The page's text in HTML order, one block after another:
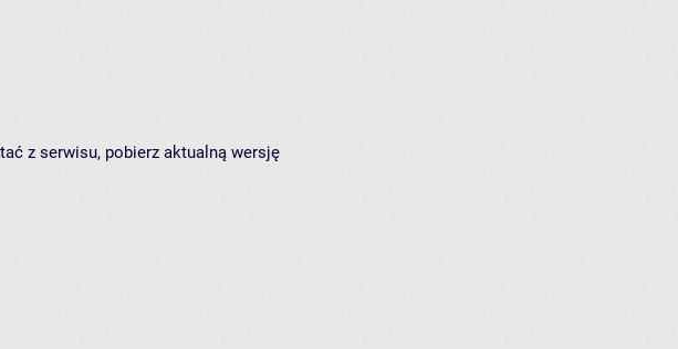
z serwisu, pobierz aktualną wersję